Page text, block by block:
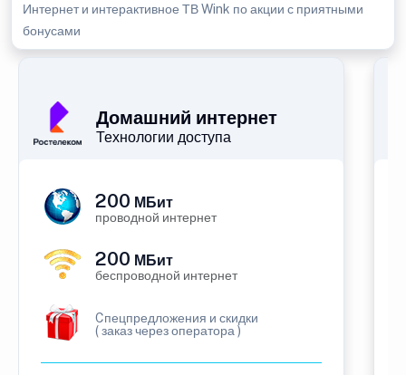
Интернет и интерактивное ТВ Wink по акции с приятными
бонусами
Домашний интернет
Технологии доступа
200 МБит
проводной интернет
200 МБит
беспроводной интернет
Cпецпредложения и скидки
( заказ через оператора )